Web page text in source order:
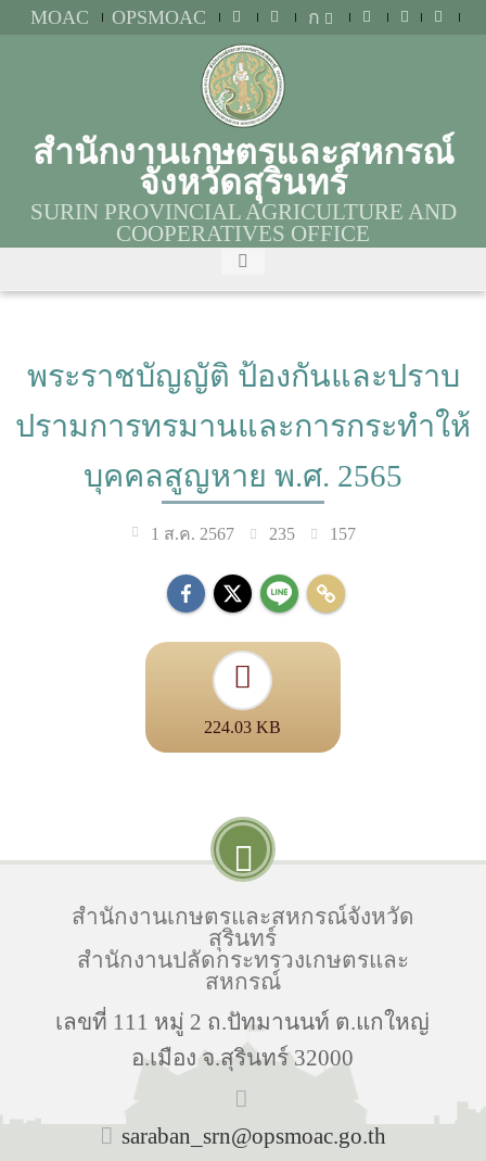
MOAC OPSMOAC ก
สำนักงานเกษตรและสหกรณ์
จังหวัดสุรินทร์
SURIN PROVINCIAL AGRICULTURE AND
COOPERATIVES OFFICE
พระราชบัญญัติ ป้องกันและปราบ
ปรามการทรมานและการกระทำให้
บุคคลสูญหาย พ.ศ. 2565
1 ส.ค. 2567 235 157
224.03 KB
สำนักงานเกษตรและสหกรณ์จังหวัด
สุรินทร์
สำนักงานปลัดกระทรวงเกษตรและ
สหกรณ์
เลขที่ 111 หมู่ 2 ถ.ปัทมานนท์ ต.แกใหญ่
อ.เมือง จ.สุรินทร์ 32000
saraban_srn@opsmoac.go.th